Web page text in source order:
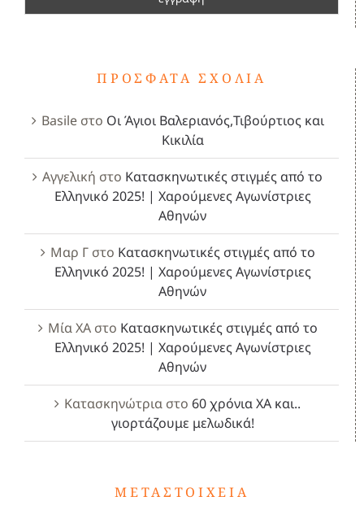
ΠΡΌΣΦΑΤΑ ΣΧΌΛΙΑ
Basileστο Οι Άγιοι Βαλεριανός,Τιβούρτιος και
Κικιλία
Αγγελική στο Κατασκηνωτικές στιγμές από το
Ελληνικό 2025! | Χαρούμενες Αγωνίστριες
Αθηνών
Μαρ Γστο Κατασκηνωτικές στιγμές από το
Ελληνικό 2025! | Χαρούμενες Αγωνίστριες
Αθηνών
Μία ΧΑστο Κατασκηνωτικές στιγμές από το
Ελληνικό 2025! | Χαρούμενες Αγωνίστριες
Αθηνών
Κατασκηνώτρια στο 60 χρόνια ΧΑ και..
γιορτάζουμε μελωδικά!
ΜΕΤΑΣΤΟΙΧΕΊΑ